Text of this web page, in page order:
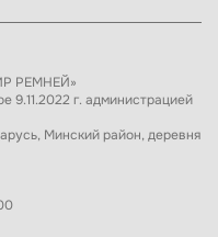
РЕМНЕЙ»
9.11.2022 г. администрацией
Минский район, деревня